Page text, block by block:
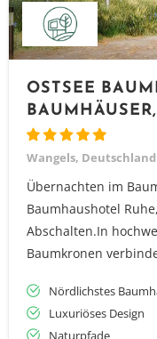
OSTSEE
Wangels, Deutschland
Übernachten im
Baumhaushotel
Abschalten.In
Baumkronen
Nördlichstes
Luxuriöses Design
Naturpfade